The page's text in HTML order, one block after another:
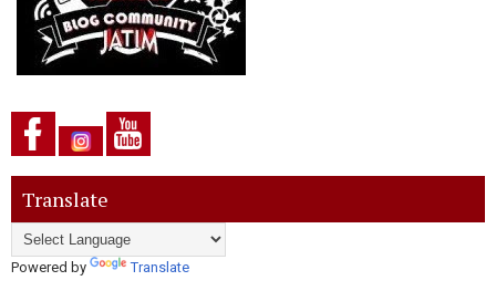
Translate
Powered by Translate